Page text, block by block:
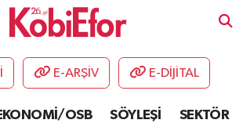
E-ARŞİV E-DİJİTAL
OSB SÖYLEŞİ SEKTÖR